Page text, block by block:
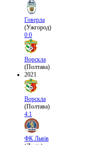
Говерла
(Ужгород)
0:0
Ворскла
(Полтава)
2021
Ворскла
(Полтава)
4:1
ФК Львів